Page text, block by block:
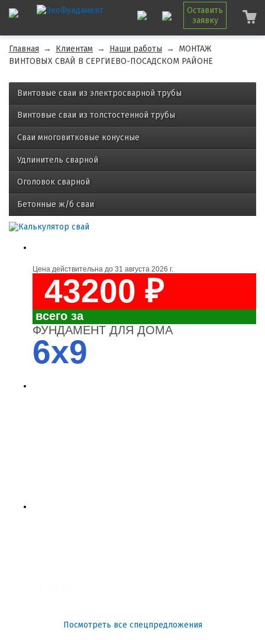
Оставить
заявку
Главная → Клиентам → Наши работы →
МОНТАЖ
ВИНТОВЫХ СВАЙ В СЕРГИЕВО-ПОСАДСКОМ РАЙОНЕ
Винтовые сваи из электросварной трубы
Винтовые сваи из толстостенной трубы
Сваи многовитковые конусные
Удлинитель сварной
Оголовок сварной
Бетонные ж/б сваи
Цена действительна до 31 августа 2026 г.
43200 ₽
всего за
ФУНДАМЕНТ ДЛЯ ДОМА
6x9
Посмотреть все спецпредложения